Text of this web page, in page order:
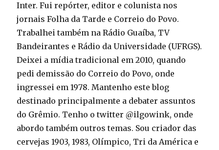
Inter. Fui repórter, editor e colunista nos
jornais Folha da Tarde e Correio do Povo.
Trabalhei também na Rádio Guaíba, TV
Bandeirantes e Rádio da Universidade (UFRGS).
Deixei a mídia tradicional em 2010, quando
pedi demissão do Correio do Povo, onde
ingressei em 1978. Mantenho este blog
destinado principalmente a debater assuntos
do Grêmio. Tenho o twitter @ilgowink, onde
abordo também outros temas. Sou criador das
cervejas 1903, 1983, Olímpico, Tri da América e